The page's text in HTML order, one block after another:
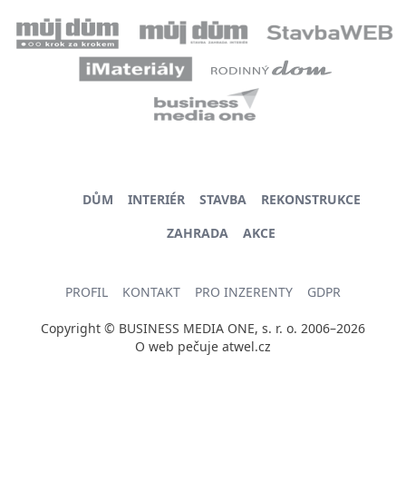
DŮM INTERIÉR STAVBA
REKONSTRUKCE
ZAHRADA
AKCE
PROFIL KONTAKT PRO INZERENTY GDPR
Copyright © BUSINESS MEDIA ONE, s. r. o. 2006–2026